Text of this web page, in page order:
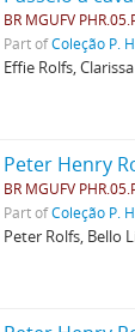
BR MGUFV
Part ofColeção P.
Effie Rolfs,
Peter Henry
BR MGUFV
Part ofColeção P.
Peter Rolfs, Bello